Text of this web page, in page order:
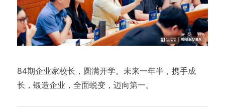
84期企业家校长，圆满开学。未来一年半，携手成
长，锻造企业，全面蜕变，迈向第一。